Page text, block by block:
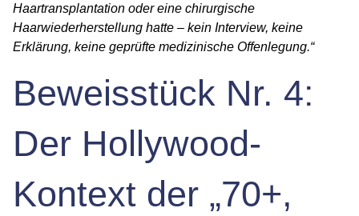
Haartransplantation oder eine chirurgische
Haarwiederherstellung hatte – kein Interview, keine
Erklärung, keine geprüfte medizinische Offenlegung.“
Beweisstück Nr. 4:
Der Hollywood-
Kontext der „70+,